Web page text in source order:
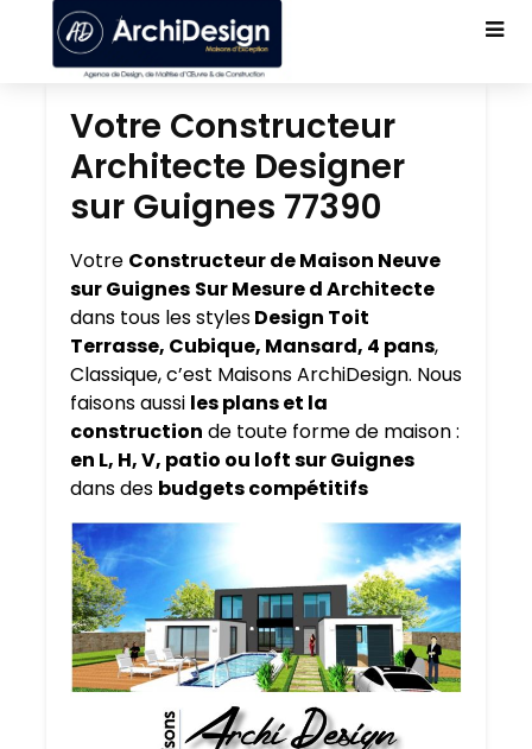
Votre Constructeur
Architecte Designer
sur Guignes 77390
Votre Constructeur de Maison Neuve
sur Guignes Sur Mesure d Architecte
dans tous les stylesDesign Toit
Terrasse, Cubique, Mansard, 4 pans,
Classique, c’est Maisons ArchiDesign. Nous
faisons aussi les plans et la
construction de toute forme de maison :
en L, H, V, patio ou loft sur Guignes
dans des budgets compétitifs